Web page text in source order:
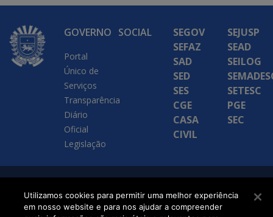
GOVERNO
Portal
Único de
Serviços
Transparência
Diário
Oficial
Legislação
SOCIAL
SEGOV
SEFAZ
SAD
SED
SES
CGE
CASA
CIVIL
SEJUSP
SEAD
SEILOG
SETESC
PGE
SEC
SETDIG | Secretaria-
Executiva de
Utilizamos cookies para permitir uma melhor experiência
em nosso website e para nos ajudar a compreender